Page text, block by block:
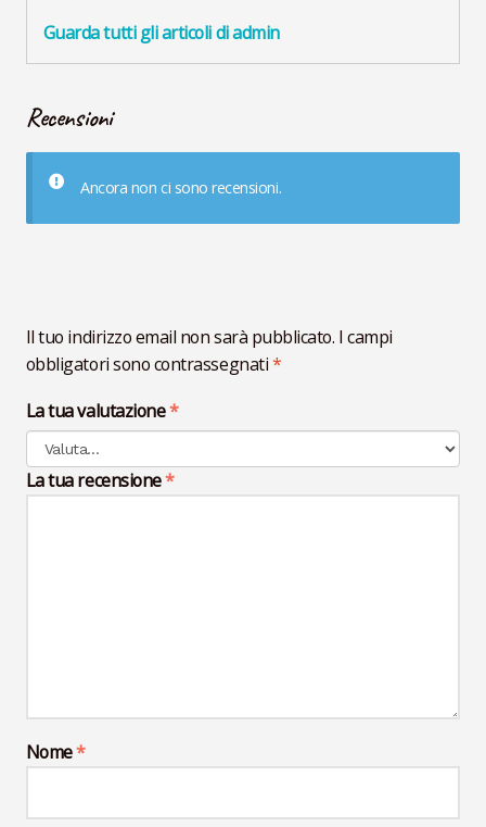
Guarda tutti gli articoli di admin
Recensioni
Ancora non ci sono recensioni.
Il tuo indirizzo email non sarà pubblicato. I campi
obbligatori sono contrassegnati*
La tua valutazione*
La tua recensione*
Nome*